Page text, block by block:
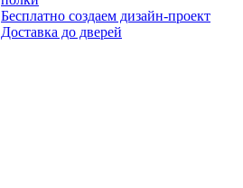
Бесплатно создаем дизайн-проект
Доставка до дверей